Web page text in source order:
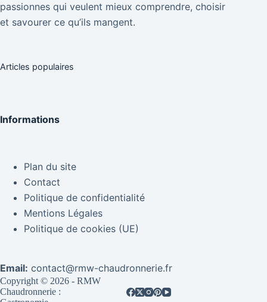
passionnes qui veulent mieux comprendre, choisir
et savourer ce qu’ils mangent.
Articles populaires
Informations
Plan du site
Contact
Politique de confidentialité
Mentions Légales
Politique de cookies (UE)
Email: contact@rmw-chaudronnerie.fr
Copyright © 2026 - RMW
Chaudronnerie :